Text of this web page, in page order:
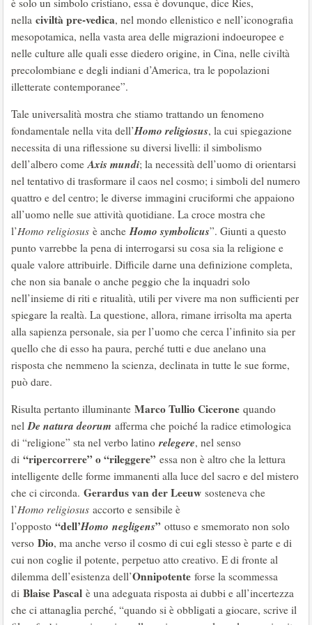
è solo un simbolo cristiano, essa è dovunque, dice Ries,
nella civiltà pre-vedica, nel mondo ellenistico e nell’iconografia
mesopotamica, nella vasta area delle migrazioni indoeuropee e
nelle culture alle quali esse diedero origine, in Cina, nelle civiltà
precolombiane e degli indiani d’America, tra le popolazioni
illetterate contemporanee”.
Tale universalità mostra che stiamo trattando un fenomeno
fondamentale nella vita dell’Homo religiosus, la cui spiegazione
necessita di una riflessione su diversi livelli: il simbolismo
dell’albero comeAxis mundi; la necessità dell’uomo di orientarsi
nel tentativo di trasformare il caos nel cosmo; i simboli del numero
quattro e del centro; le diverse immagini cruciformi che appaiono
all’uomo nelle sue attività quotidiane. La croce mostra che
l’Homo religiosus è ancheHomo symbolicus”. Giunti a questo
punto varrebbe la pena di interrogarsi su cosa sia la religione e
quale valore attribuirle. Difficile darne una definizione completa,
che non sia banale o anche peggio che la inquadri solo
nell’insieme di riti e ritualità, utili per vivere ma non sufficienti per
spiegare la realtà. La questione, allora, rimane irrisolta ma aperta
alla sapienza personale, sia per l’uomo che cerca l’infinito sia per
quello che di esso ha paura, perché tutti e due anelano una
risposta che nemmeno la scienza, declinata in tutte le sue forme,
può dare.
Risulta pertanto illuminante Marco Tullio Cicerone quando
nelDe natura deorum afferma che poiché la radice etimologica
di “religione” sta nel verbo latinorelegere, nel senso
di “ripercorrere” o “rileggere” essa non è altro che la lettura
intelligente delle forme immanenti alla luce del sacro e del mistero
che ci circonda. Gerardus van der Leeuw sosteneva che
l’Homo religiosus accorto e sensibile è
l’opposto “dell’Homo negligens” ottuso e smemorato non solo
verso Dio, ma anche verso il cosmo di cui egli stesso è parte e di
cui non coglie il potente, perpetuo atto creativo. E di fronte al
dilemma dell’esistenza dell’Onnipotente forse la scommessa
di Blaise Pascal è una adeguata risposta ai dubbi e all’incertezza
che ci attanaglia perché, “quando si è obbligati a giocare, scrive il